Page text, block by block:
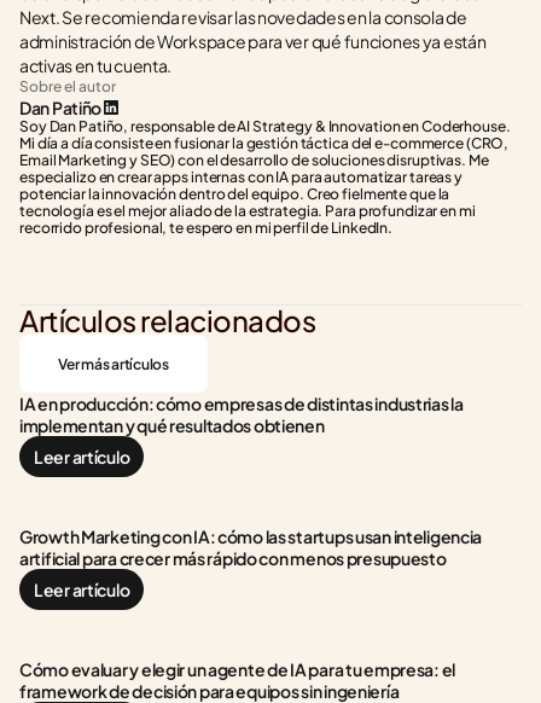
Next. Se recomienda revisar las novedades en la consola de
administración de Workspace para ver qué funciones ya están
activas en tu cuenta.
Sobre el autor
Dan Patiño
Soy Dan Patiño, responsable de AI Strategy & Innovation en Coderhouse.
Mi día a día consiste en fusionar la gestión táctica del e-commerce (CRO,
Email Marketing y SEO) con el desarrollo de soluciones disruptivas. Me
especializo en crear apps internas con IA para automatizar tareas y
potenciar la innovación dentro del equipo. Creo fielmente que la
tecnología es el mejor aliado de la estrategia. Para profundizar en mi
recorrido profesional, te espero en mi perfil de LinkedIn.
Artículos relacionados
Ver más artículos
IA en producción: cómo empresas de distintas industrias la
implementan y qué resultados obtienen
Leer artículo
Growth Marketing con IA: cómo las startups usan inteligencia
artificial para crecer más rápido con menos presupuesto
Leer artículo
Cómo evaluar y elegir un agente de IA para tu empresa: el
framework de decisión para equipos sin ingeniería